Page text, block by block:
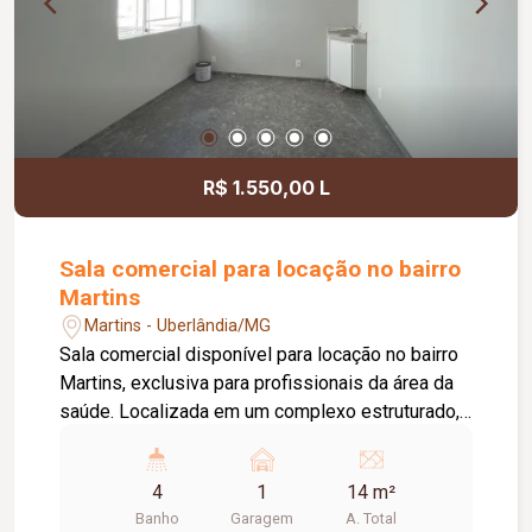
R$ 1.550,00 L
Sala comercial para locação no bairro
Martins
Martins - Uberlândia/MG
Sala comercial disponível para locação no bairro
Martins, exclusiva para profissionais da área da
saúde. Localizada em um complexo estruturado,
recepcionista para atendimento e direcionamento
dos pacientes, além de acessibilidade,
proporcionando praticidade, organização e
4
Banho
1
Garagem
14 m²
A. Total